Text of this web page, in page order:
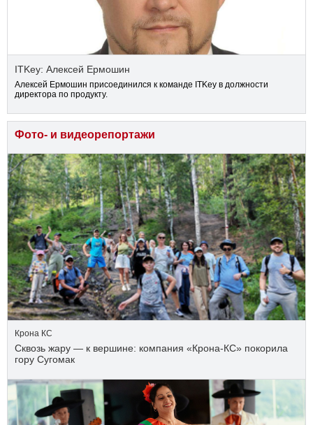
ITKey: Алексей Ермошин
Алексей Ермошин присоединился к команде ITKey в должности
директора по продукту.
Фото- и видеорепортажи
Крона КС
Сквозь жару — к вершине: компания «Крона‑КС» покорила
гору Сугомак